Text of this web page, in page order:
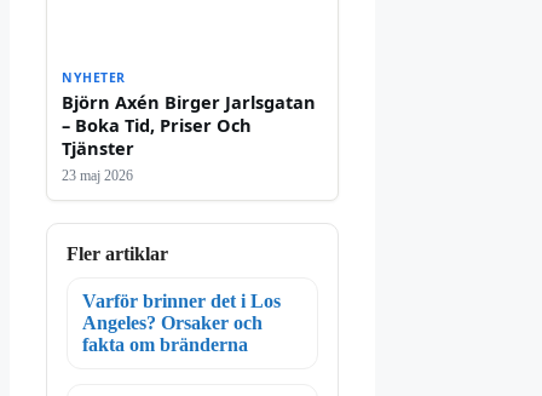
NYHETER
Björn Axén Birger Jarlsgatan
– Boka Tid, Priser Och
Tjänster
23 maj 2026
Fler artiklar
Varför brinner det i Los
Angeles? Orsaker och
fakta om bränderna